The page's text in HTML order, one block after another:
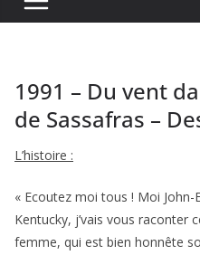
1991 – Du vent
de Sassafras –
L’histoire :
« Ecoutez moi tous ! Moi
Kentucky, j’vais vous raconter
femme, qui est bien honnête